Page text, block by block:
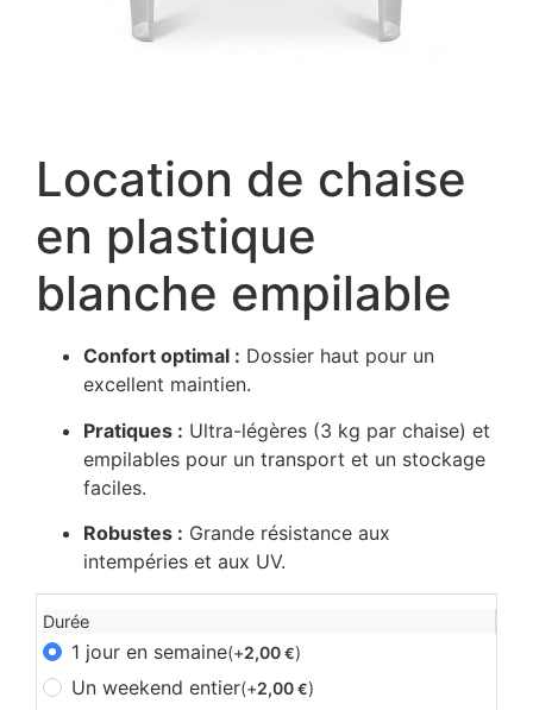
Location de chaise
en plastique
blanche empilable
Confort optimal : Dossier haut pour un
excellent maintien.
Pratiques : Ultra-légères (3 kg par chaise) et
empilables pour un transport et un stockage
faciles.
Robustes : Grande résistance aux
intempéries et aux UV.
Durée
1 jour en semaine(+2,00 €)
Un weekend entier(+2,00 €)